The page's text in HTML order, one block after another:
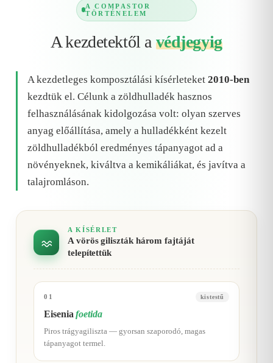
A COMPASTOR
TÖRTÉNELEM
A kezdetektől a védjegyig
A kezdetleges komposztálási kísérleteket 2010-ben
kezdtük el. Célunk a zöldhulladék hasznos
felhasználásának kidolgozása volt: olyan szerves
anyag előállítása, amely a hulladékként kezelt
zöldhulladékból eredményes tápanyagot ad a
növényeknek, kiváltva a kemikáliákat, és javítva a
talajromláson.
A KÍSÉRLET
A vörös giliszták három fajtáját
telepítettük
01 kistestű
Eiseniafoetida
Piros trágyagiliszta — gyorsan szaporodó, magas
tápanyagot termel.